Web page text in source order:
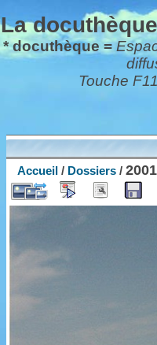
La
* docuthèque =
Touche
Accueil / Dossiers /